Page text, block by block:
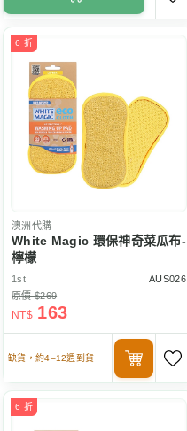
6 折
澳洲代購
White Magic 環保神奇菜瓜布-
檸檬
1st
AUS026
原價 $269
NT$ 163
缺貨，約4–12週到貨
6 折